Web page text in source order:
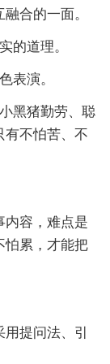
合的一面。
的道理。
表演。
黑猪勤劳、聪
有不怕苦、不
内容，难点是
怕累，才能把
提问法、引